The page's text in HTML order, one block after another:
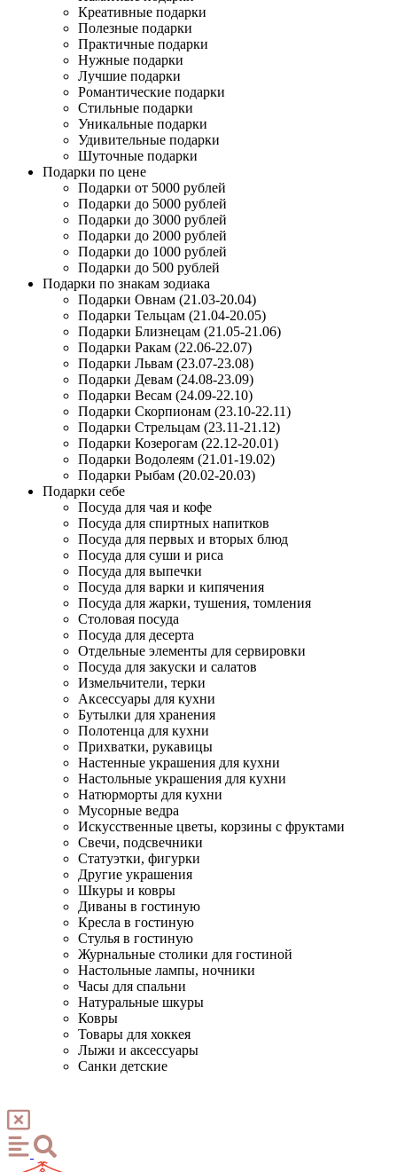
Креативные подарки
Полезные подарки
Практичные подарки
Нужные подарки
Лучшие подарки
Романтические подарки
Стильные подарки
Уникальные подарки
Удивительные подарки
Шуточные подарки
Подарки по цене
Подарки от 5000 рублей
Подарки до 5000 рублей
Подарки до 3000 рублей
Подарки до 2000 рублей
Подарки до 1000 рублей
Подарки до 500 рублей
Подарки по знакам зодиака
Подарки Овнам (21.03-20.04)
Подарки Тельцам (21.04-20.05)
Подарки Близнецам (21.05-21.06)
Подарки Ракам (22.06-22.07)
Подарки Львам (23.07-23.08)
Подарки Девам (24.08-23.09)
Подарки Весам (24.09-22.10)
Подарки Скорпионам (23.10-22.11)
Подарки Стрельцам (23.11-21.12)
Подарки Козерогам (22.12-20.01)
Подарки Водолеям (21.01-19.02)
Подарки Рыбам (20.02-20.03)
Подарки себе
Посуда для чая и кофе
Посуда для спиртных напитков
Посуда для первых и вторых блюд
Посуда для суши и риса
Посуда для выпечки
Посуда для варки и кипячения
Посуда для жарки, тушения, томления
Столовая посуда
Посуда для десерта
Отдельные элементы для сервировки
Посуда для закуски и салатов
Измельчители, терки
Аксессуары для кухни
Бутылки для хранения
Полотенца для кухни
Прихватки, рукавицы
Настенные украшения для кухни
Настольные украшения для кухни
Натюрморты для кухни
Мусорные ведра
Искусственные цветы, корзины с фруктами
Свечи, подсвечники
Статуэтки, фигурки
Другие украшения
Шкуры и ковры
Диваны в гостиную
Кресла в гостиную
Стулья в гостиную
Журнальные столики для гостиной
Настольные лампы, ночники
Часы для спальни
Натуральные шкуры
Ковры
Товары для хоккея
Лыжи и аксессуары
Санки детские